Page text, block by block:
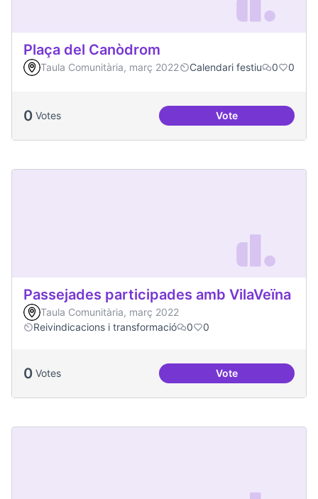
Plaça del Canòdrom
Taula Comunitària, març 2022 Calendari festiu 0 0
0 Votes VotePlaça del
Passejades participades amb VilaVeïna
Taula Comunitària, març 2022
Reivindicacions i transformació
0 0
0 Votes VotePassejades